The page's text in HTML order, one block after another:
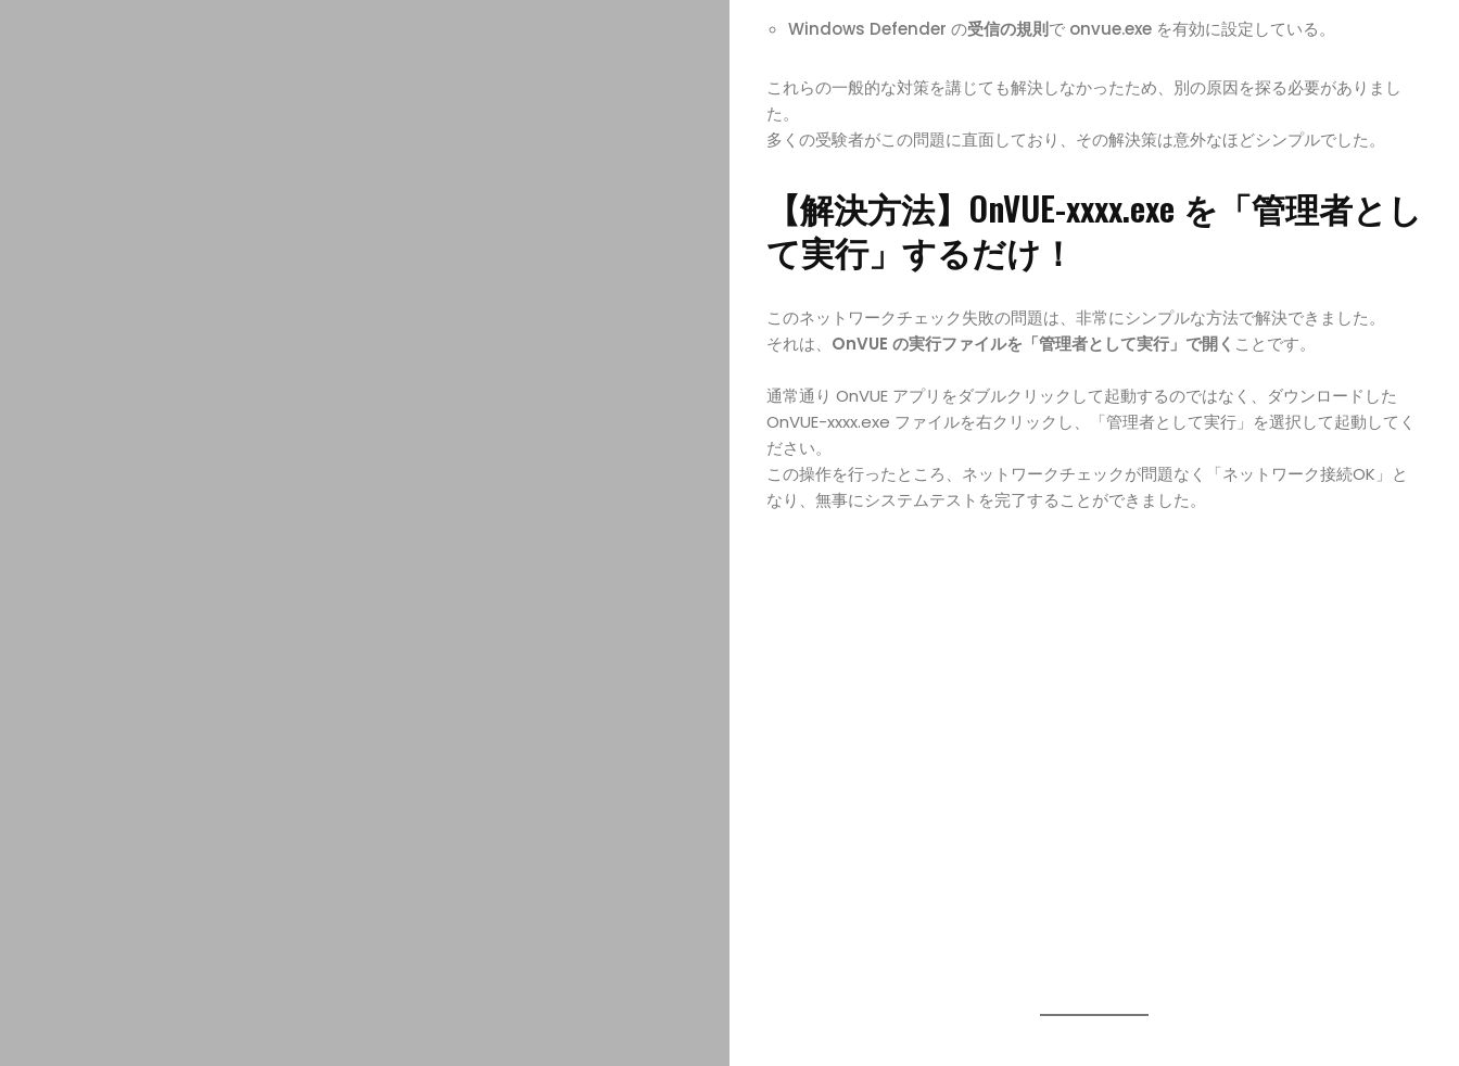
Windows Defender の受信の規則で onvue.exe を有効に設定している。
これらの一般的な対策を講じても解決しなかったため、別の原因を探る必要がありまし
た。
多くの受験者がこの問題に直面しており、その解決策は意外なほどシンプルでした。
【解決方法】OnVUE-xxxx.exe を「管理者とし
て実行」するだけ！
このネットワークチェック失敗の問題は、非常にシンプルな方法で解決できました。
それは、 OnVUE の実行ファイルを「管理者として実行」で開く ことです。
通常通り OnVUE アプリをダブルクリックして起動するのではなく、ダウンロードした
OnVUE-xxxx.exe ファイルを右クリックし、「管理者として実行」を選択して起動してく
ださい。
この操作を行ったところ、ネットワークチェックが問題なく「ネットワーク接続OK」と
なり、無事にシステムテストを完了することができました。